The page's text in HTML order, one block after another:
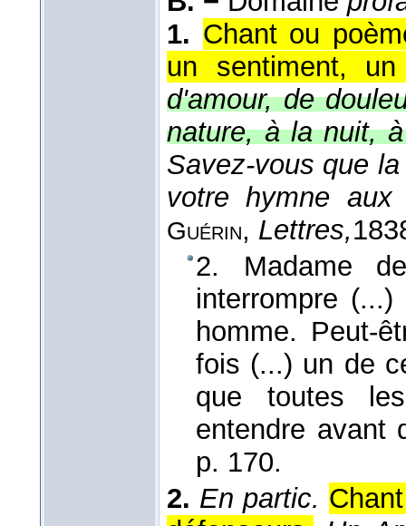
1. Chant ou
un sentiment,
d'amour, de
nature, à la nuit,
Savez-vous que
votre hymne
Guérin, Lettres,
2. Madame
interrompre
homme. Peut-
fois (...) un de
que toutes
entendre avant
p. 170.
2. En partic.